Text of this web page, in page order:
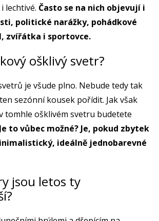
lechtivé. Často se na nich objevují i
politické narážky, pohádkové
zvířátka i sportovce.
ošklivý svetr?
je všude plno. Nebude tedy tak
sezónní kousek pořídit. Jak však
tomhle ošklivém svetru budetete
Je to vůbec možné? Je, pokud zbytek
ideálně jednobarevné
jsou letos ty